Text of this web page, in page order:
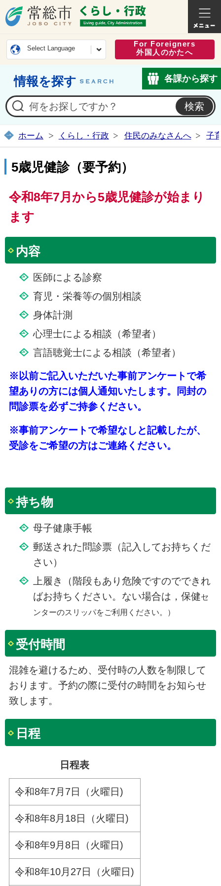
常総市公式ホームページ
くらし
Select Language
For Foreigners
外国人のかたへ
情報を探す 各課から探す
ホーム くらし・行政 住民のみなさんへ 子
5歳児健診（要予約）
令和8年7月から5歳児健診が始まり
ます
内容
医師による診察
育児・栄養等の個別相談
身体計測
心理士による相談（希望者）
言語聴覚士による相談（希望者）
※以前ご記入いただいた事前アンケートで希
望ありの方には個人通知いたします。同封の
問診票を必ずご持参ください。
※事前アンケートで希望なしと記載したが、
受診をご希望の方はご連絡ください。
持ち物
母子健康手帳
郵送された問診票（記入してお持ちくだ
さい）
上履き（階段もあり危険ですのでできれ
ばお持ちください。ない場合は，保健セ
ンターのスリッパをご利用ください。）
受付時間
混雑を避けるため、受付時の人数を制限して
おります。予約の際に受付の時間をお知らせ
致します。
日程
日程表
令和8年7月7日（火曜日)
令和8年8月18日（火曜日)
令和8年9月8日（火曜日)
令和8年10月27日（火曜日)